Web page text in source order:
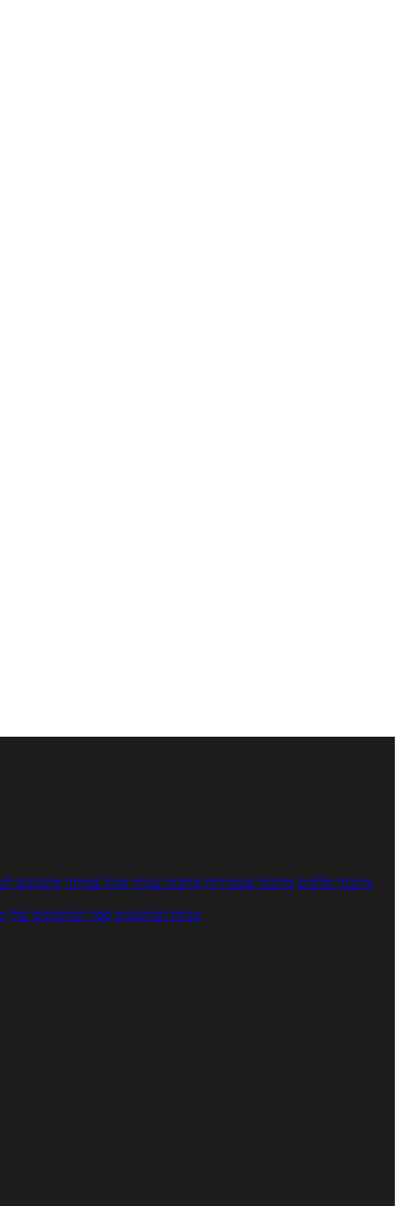
מתכוני סלטים מתכוני פשטידות מתכוני עוגות אוכל צמחוני מתכונים
מנתח המתכונים ספר המתכונים שלי